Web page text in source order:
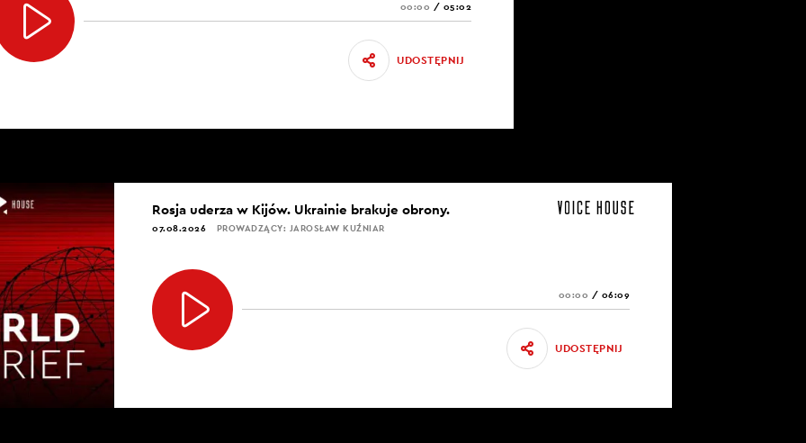
00:00 / 05:02
UDOSTĘPNIJ
Rosja uderza w Kijów. Ukrainie brakuje obrony.
07.08.2026 PROWADZĄCY: JAROSŁAW KUŹNIAR
00:00 / 06:09
UDOSTĘPNIJ